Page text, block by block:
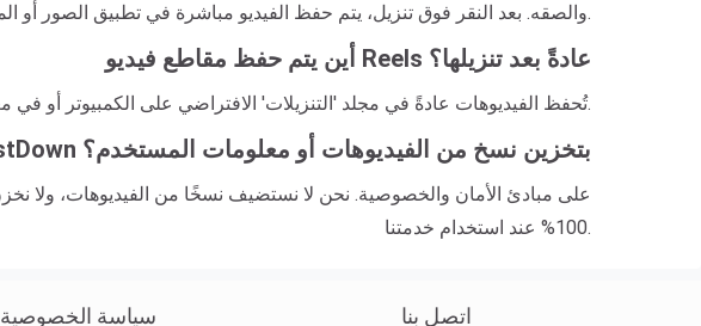
على iPhone، انسخ رابط Reels، وافتح FastDown.app عبر Safari والصقه. بعد النقر فوق تنزيل، يتم حفظ الفيديو مباشرة في تطبيق الصور أو الملفات بسرعة وسهولة.
أين يتم حفظ مقاطع فيديو Reels عادةً بعد تنزيلها؟
تُحفظ الفيديوهات عادةً في مجلد 'التنزيلات' الافتراضي على الكمبيوتر أو في معرض الصور/الفيديو على الهاتف. تحقق من سجل تنزيلات المتصفح للعثور على موقع الملفات بالضبط.
هل يقوم FastDown بتخزين نسخ من الفيديوهات أو معلومات المستخدم؟
100% عند استخدام خدمتنا.
سياسة الخصوصية اتصل بنا